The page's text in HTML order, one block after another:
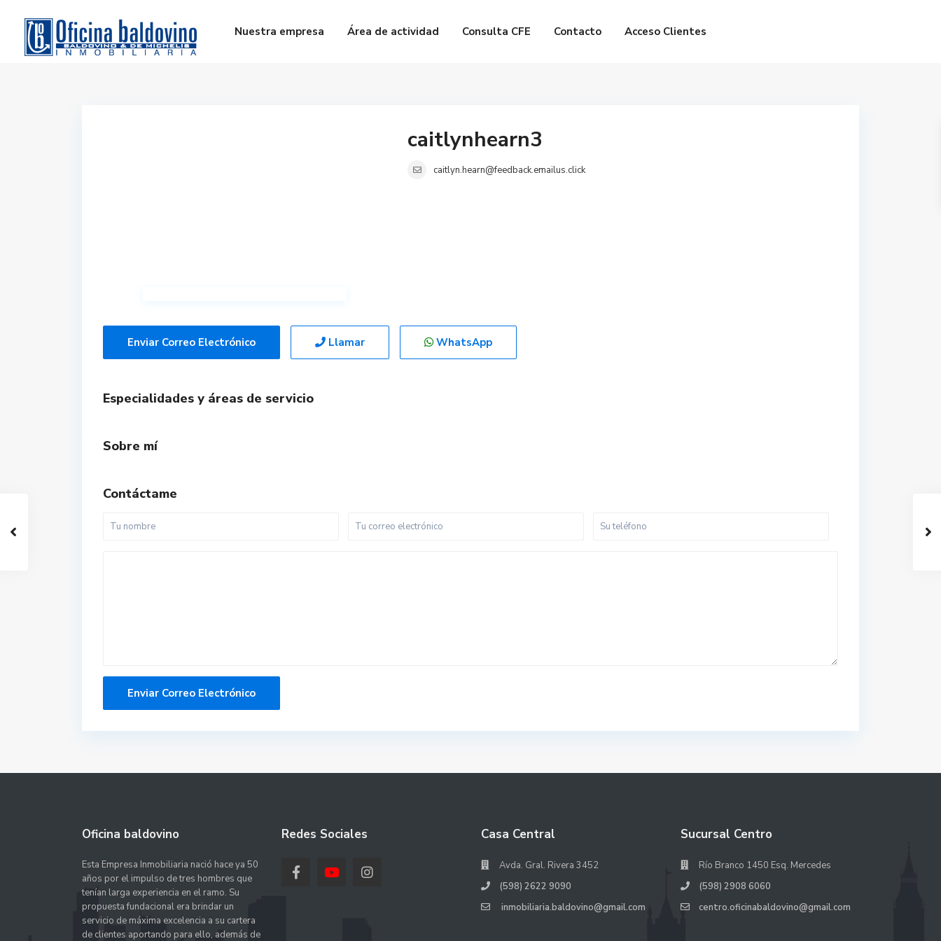
Nuestra empresa Área de actividad Consulta CFE Contacto Acceso Clientes
caitlynhearn3
caitlyn.hearn@feedback.emailus.click
Enviar Correo Electrónico Llamar WhatsApp
Especialidades y áreas de servicio
Sobre mí
Contáctame
Oficina baldovino
Esta Empresa Inmobiliaria nació hace ya 50
años por el impulso de tres hombres que
tenían larga experiencia en el ramo. Su
propuesta fundacional era brindar un
servicio de máxima excelencia a su cartera
de clientes aportando para ello, además de
Redes Sociales Casa Central
Avda. Gral. Rivera 3452
(598) 2622 9090
inmobiliaria.baldovino@gmail.com
Sucursal Centro
Río Branco 1450 Esq. Mercedes
(598) 2908 6060
centro.oficinabaldovino@gmail.com